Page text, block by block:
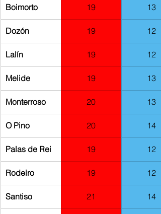
Boimorto 19 13
Dozón 19 12
Lalín 19 12
​Melide 19 13
Monterroso 20 13
O Pino 20 14
Palas de Rei 19 12
Rodeiro 19 12
​Santiso 21 14